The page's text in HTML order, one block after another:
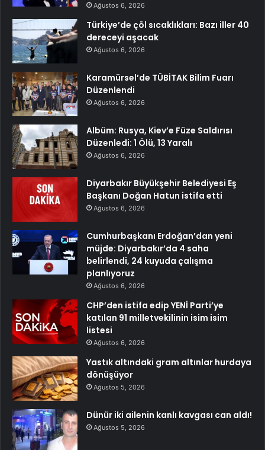
Ağustos 6, 2026
Türkiye’de çöl sıcaklıkları: Bazı iller 40
dereceyi aşacak
Ağustos 6, 2026
Karamürsel’de TÜBİTAK Bilim Fuarı
Düzenlendi
Ağustos 6, 2026
Albüm: Rusya, Kiev’e Füze Saldırısı
Düzenledi: 1 Ölü, 13 Yaralı
Ağustos 6, 2026
Diyarbakır Büyükşehir Belediyesi Eş
Başkanı Doğan Hatun istifa etti
Ağustos 6, 2026
Cumhurbaşkanı Erdoğan’dan yeni
müjde: Diyarbakır’da 4 saha
belirlendi, 24 kuyuda çalışma
planlıyoruz
Ağustos 6, 2026
CHP’den istifa edip YENİ Parti’ye
katılan 91 milletvekilinin isim isim
listesi
Ağustos 6, 2026
Yastık altındaki gram altınlar hurdaya
dönüşüyor
Ağustos 5, 2026
Dünür iki ailenin kanlı kavgası can aldı!
Ağustos 5, 2026